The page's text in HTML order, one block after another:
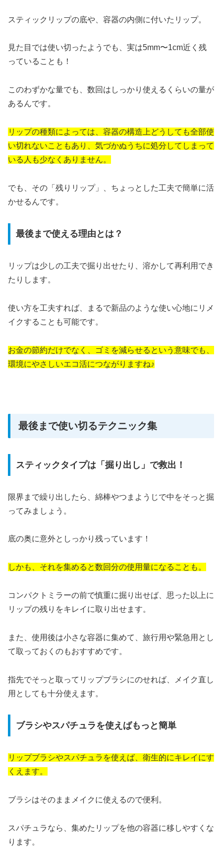
スティックリップの底や、容器の内側に付いたリップ。
見た目では使い切ったようでも、実は5mm〜1cm近く残
っていることも！
このわずかな量でも、数回はしっかり使えるくらいの量が
あるんです。
リップの種類によっては、容器の構造上どうしても全部使
い切れないこともあり、気づかぬうちに処分してしまって
いる人も少なくありません。
でも、その「残りリップ」、ちょっとした工夫で簡単に活
かせるんです。
最後まで使える理由とは？
リップは少しの工夫で掘り出せたり、溶かして再利用でき
たりします。
使い方を工夫すれば、まるで新品のような使い心地にリメ
イクすることも可能です。
お金の節約だけでなく、ゴミを減らせるという意味でも、
環境にやさしいエコ活につながりますね♪
最後まで使い切るテクニック集
スティックタイプは「掘り出し」で救出！
限界まで繰り出したら、綿棒やつまようじで中をそっと掘
ってみましょう。
底の奥に意外としっかり残っています！
しかも、それを集めると数回分の使用量になることも。
コンパクトミラーの前で慎重に掘り出せば、思った以上に
リップの残りをキレイに取り出せます。
また、使用後は小さな容器に集めて、旅行用や緊急用とし
て取っておくのもおすすめです。
指先でそっと取ってリップブラシにのせれば、メイク直し
用としても十分使えます。
ブラシやスパチュラを使えばもっと簡単
リップブラシやスパチュラを使えば、衛生的にキレイにす
くえます。
ブラシはそのままメイクに使えるので便利。
スパチュラなら、集めたリップを他の容器に移しやすくな
ります。